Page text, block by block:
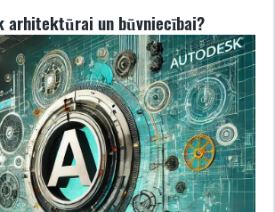
arhitektūrai un būvniecībai?